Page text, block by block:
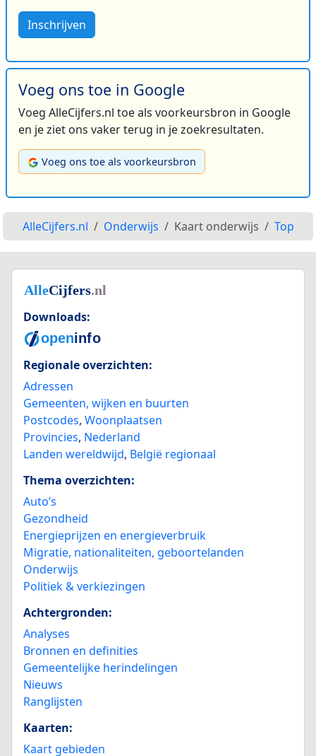
Inschrijven
Voeg ons toe in Google
Voeg AlleCijfers.nl toe als voorkeursbron in Google
en je ziet ons vaker terug in je zoekresultaten.
Voeg ons toe als voorkeursbron
AlleCijfers.nl Onderwijs Kaart onderwijs Top
Downloads:
Regionale overzichten:
Adressen
Gemeenten, wijken en buurten
Postcodes, Woonplaatsen
Provincies, Nederland
Landen wereldwijd, België regionaal
Thema overzichten:
Auto’s
Gezondheid
Energieprijzen en energieverbruik
Migratie, nationaliteiten, geboortelanden
Onderwijs
Politiek & verkiezingen
Achtergronden:
Analyses
Bronnen en definities
Gemeentelijke herindelingen
Nieuws
Ranglijsten
Kaarten:
Kaart gebieden